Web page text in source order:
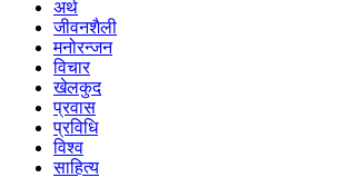
अर्थ
जीवनशैली
मनोरन्जन
विचार
खेलकुद
प्रवास
प्रविधि
विश्व
साहित्य